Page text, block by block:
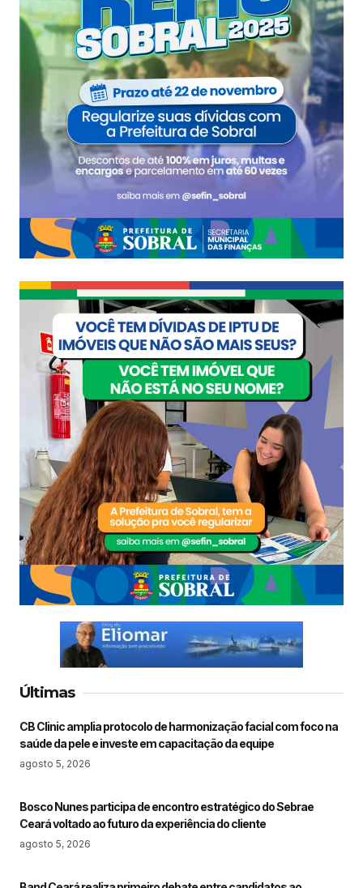
Últimas
CB Clinic amplia protocolo de harmonização facial com foco na
saúde da pele e investe em capacitação da equipe
agosto 5, 2026
Bosco Nunes participa de encontro estratégico do Sebrae
Ceará voltado ao futuro da experiência do cliente
agosto 5, 2026